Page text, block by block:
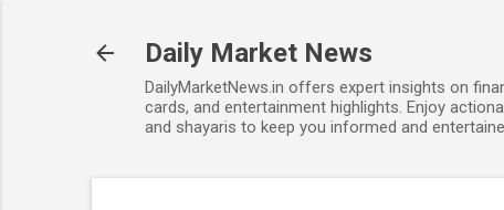
Daily Market News
DailyMarketNews.in offers expert insights on
cards, and entertainment highlights. Enjoy
and shayaris to keep you informed and